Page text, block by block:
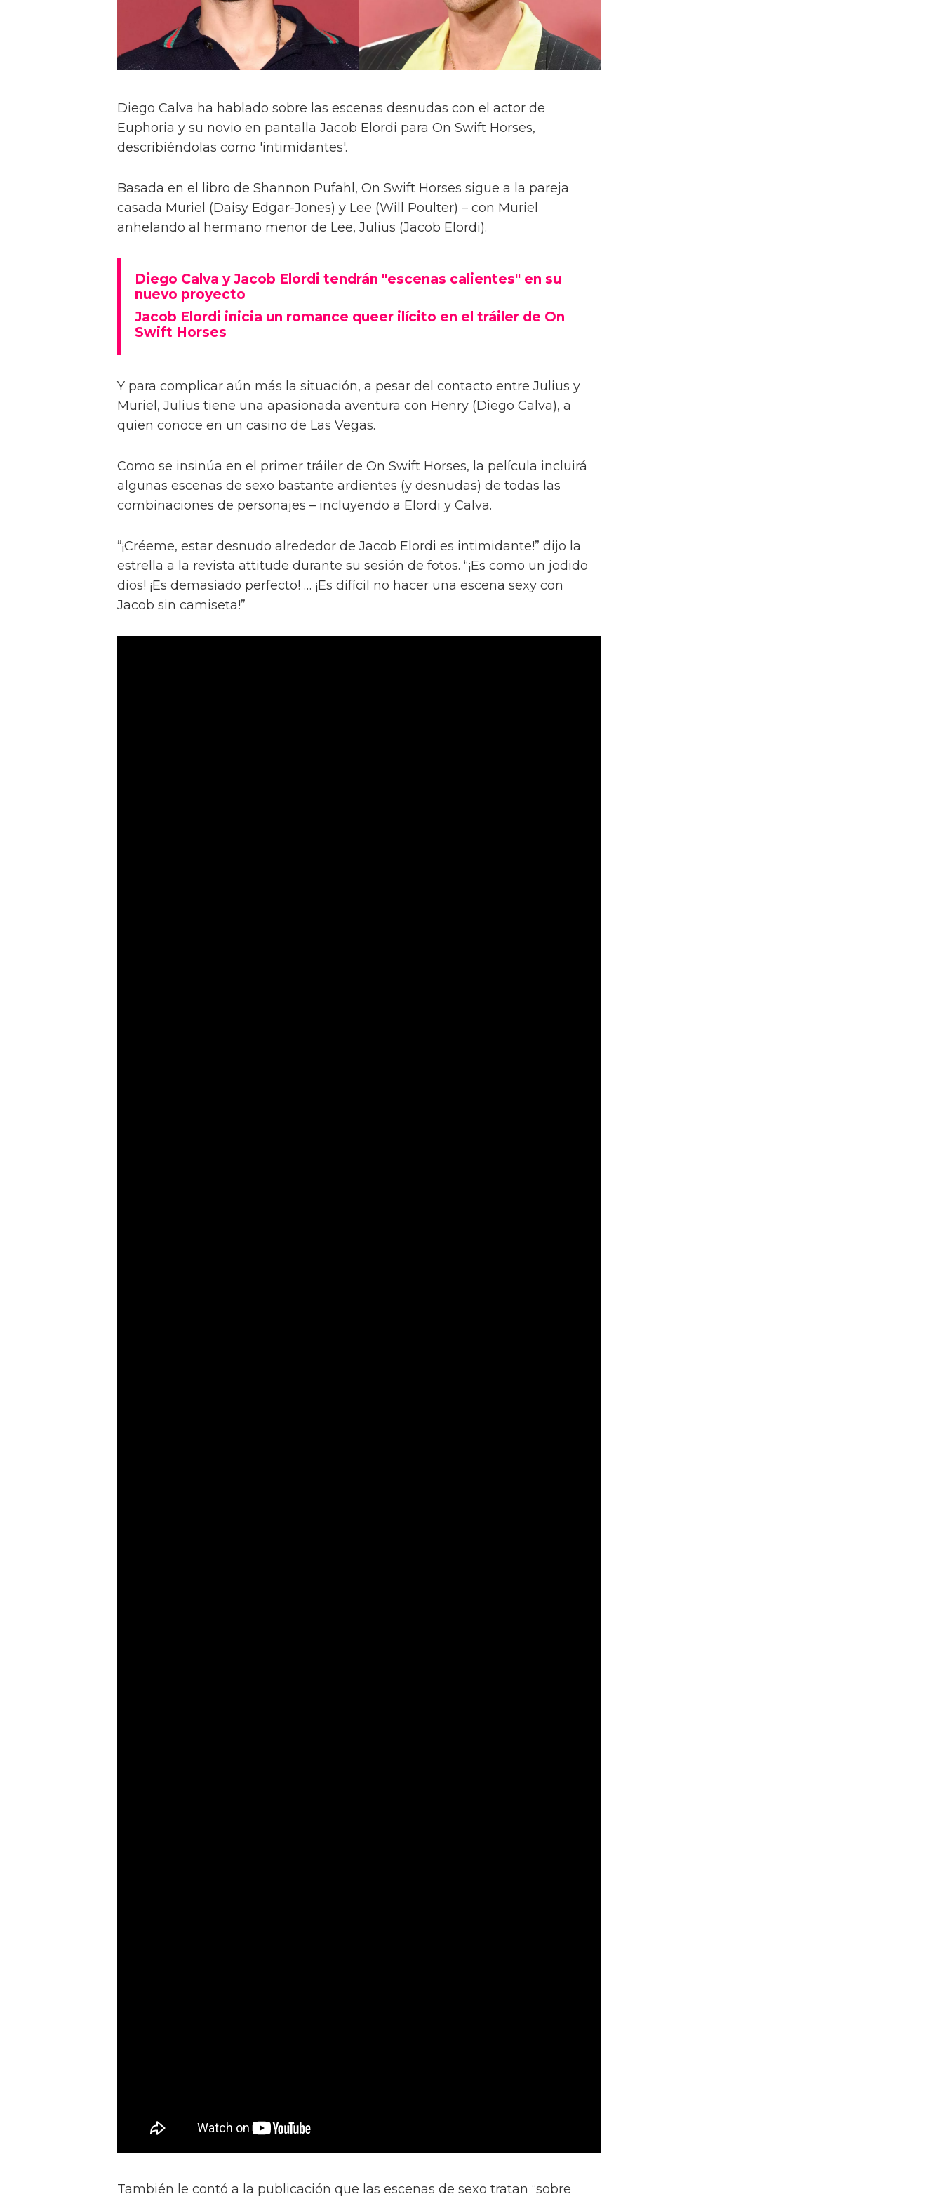
Diego Calva ha hablado sobre las escenas desnudas con el actor de
Euphoria y su novio en pantalla Jacob Elordi para On Swift Horses,
describiéndolas como 'intimidantes'.
Basada en el libro de Shannon Pufahl, On Swift Horses sigue a la pareja
casada Muriel (Daisy Edgar-Jones) y Lee (Will Poulter) – con Muriel
anhelando al hermano menor de Lee, Julius (Jacob Elordi).
Diego Calva y Jacob Elordi tendrán "escenas calientes" en su
nuevo proyecto
Jacob Elordi inicia un romance queer ilícito en el tráiler de On
Swift Horses
Y para complicar aún más la situación, a pesar del contacto entre Julius y
Muriel, Julius tiene una apasionada aventura con Henry (Diego Calva), a
quien conoce en un casino de Las Vegas.
Como se insinúa en el primer tráiler de On Swift Horses, la película incluirá
algunas escenas de sexo bastante ardientes (y desnudas) de todas las
combinaciones de personajes – incluyendo a Elordi y Calva.
“¡Créeme, estar desnudo alrededor de Jacob Elordi es intimidante!” dijo la
estrella a la revista attitude durante su sesión de fotos. “¡Es como un jodido
dios! ¡Es demasiado perfecto! … ¡Es difícil no hacer una escena sexy con
Jacob sin camiseta!”
También le contó a la publicación que las escenas de sexo tratan “sobre